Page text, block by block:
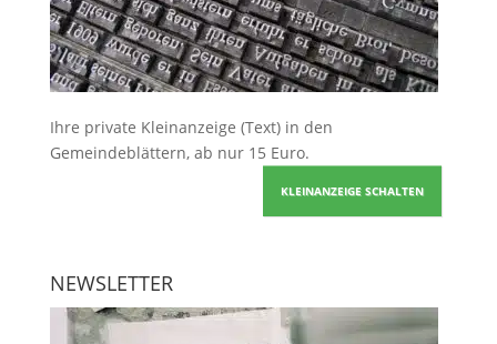
Ihre private Kleinanzeige (Text) in den
Gemeindeblättern, ab nur 15 Euro.
KLEINANZEIGE SCHALTEN
NEWSLETTER